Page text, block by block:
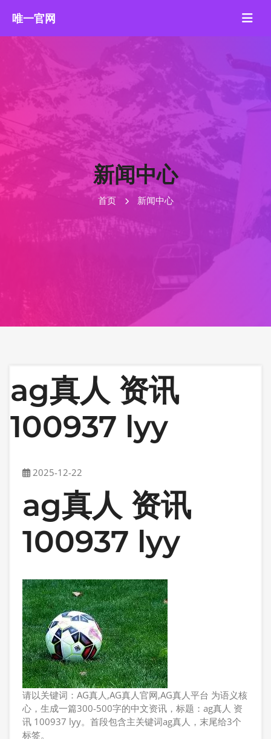
新闻中心
首页 新闻中心
ag真人 资讯
100937 lyy
2025-12-22
ag真人 资讯
100937 lyy
请以关键词：AG真人,AG真人官网,AG真人平台 为语义核
心，生成一篇300-500字的中文资讯，标题：ag真人 资
讯 100937 lyy。首段包含主关键词ag真人，末尾给3个
标签。